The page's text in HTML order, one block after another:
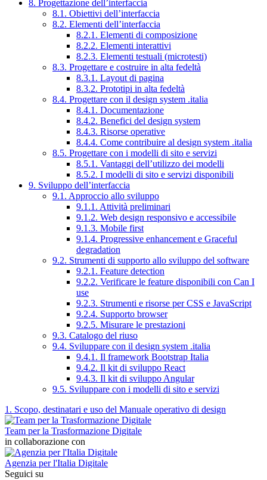
8. Progettazione dell’interfaccia
8.1. Obiettivi dell’interfaccia
8.2. Elementi dell’interfaccia
8.2.1. Elementi di composizione
8.2.2. Elementi interattivi
8.2.3. Elementi testuali (microtesti)
8.3. Progettare e costruire in alta fedeltà
8.3.1. Layout di pagina
8.3.2. Prototipi in alta fedeltà
8.4. Progettare con il design system .italia
8.4.1. Documentazione
8.4.2. Benefici del design system
8.4.3. Risorse operative
8.4.4. Come contribuire al design system .italia
8.5. Progettare con i modelli di sito e servizi
8.5.1. Vantaggi dell’utilizzo dei modelli
8.5.2. I modelli di sito e servizi disponibili
9. Sviluppo dell’interfaccia
9.1. Approccio allo sviluppo
9.1.1. Attività preliminari
9.1.2. Web design responsivo e accessibile
9.1.3. Mobile first
9.1.4. Progressive enhancement e Graceful
degradation
9.2. Strumenti di supporto allo sviluppo del software
9.2.1. Feature detection
9.2.2. Verificare le feature disponibili con Can I
use
9.2.3. Strumenti e risorse per CSS e JavaScript
9.2.4. Supporto browser
9.2.5. Misurare le prestazioni
9.3. Catalogo del riuso
9.4. Sviluppare con il design system .italia
9.4.1. Il framework Bootstrap Italia
9.4.2. Il kit di sviluppo React
9.4.3. Il kit di sviluppo Angular
9.5. Sviluppare con i modelli di sito e servizi
1. Scopo, destinatari e uso del Manuale operativo di design
Team per la Trasformazione Digitale
in collaborazione con
Agenzia per l'Italia Digitale
Seguici su